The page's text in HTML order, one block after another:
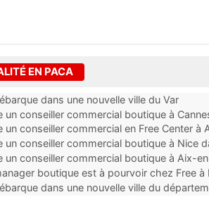
EN PACA
dans une nouvelle ville du Var
un conseiller commercial boutique à
un conseiller commercial en Free Center à
un conseiller commercial boutique à Nice
un conseiller commercial boutique à Aix-
Rhôneboutique est à pourvoir chez Free
dans une nouvelle ville du